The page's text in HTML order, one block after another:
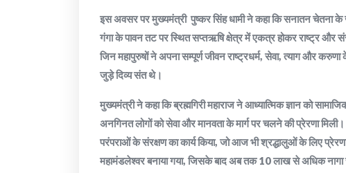
इस अवसर पर मुख्यमंत्री पुष्कर सिंह धामी ने कहा कि सनातन चेतना के
गंगा के पावन तट पर स्थित सप्तऋषि क्षेत्र में एकत्र होकर राष्ट्र और
जिन महापुरुषों ने अपना सम्पूर्ण जीवन राष्ट्रधर्म, सेवा, त्याग और
जुड़े दिव्य संत थे।
मुख्यमंत्री ने कहा कि ब्रह्मगिरी महाराज ने आध्यात्मिक ज्ञान को
अनगिनत लोगों को सेवा और मानवता के मार्ग पर चलने की प्रेरणा
परंपराओं के संरक्षण का कार्य किया, जो आज भी श्रद्धालुओं के लिए
महामंडलेश्वर बनाया गया, जिसके बाद अब तक 10 लाख से अधिक नागा